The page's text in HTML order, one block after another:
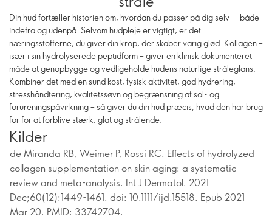
Din hud fortæller historien om, hvordan du passer på dig selv — både
indefra og udenpå. Selvom hudpleje er vigtigt, er det
næringsstofferne, du giver din krop, der skaber varig glød. Kollagen –
især i sin hydrolyserede peptidform – giver en klinisk dokumenteret
måde at genopbygge og vedligeholde hudens naturlige stråleglans.
Kombiner det med en sund kost, fysisk aktivitet, god hydrering,
stresshåndtering, kvalitetssøvn og begrænsning af sol- og
forureningspåvirkning – så giver du din hud præcis, hvad den har brug
for for at forblive stærk, glat og strålende.
Kilder
de Miranda RB, Weimer P, Rossi RC. Effects of hydrolyzed
collagen supplementation on skin aging: a systematic
review and meta-analysis. Int J Dermatol. 2021
Dec;60(12):1449-1461. doi: 10.1111/ijd.15518. Epub 2021
Mar 20. PMID: 33742704.